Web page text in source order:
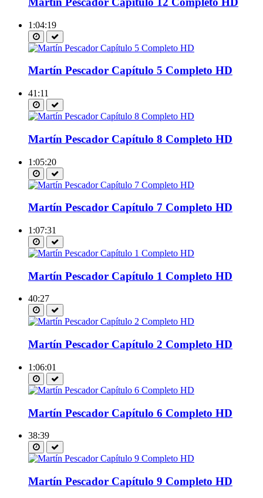
1:04:19
Martín Pescador Capítulo 5 Completo HD
41:11
Martín Pescador Capítulo 8 Completo HD
1:05:20
Martín Pescador Capítulo 7 Completo HD
1:07:31
Martín Pescador Capítulo 1 Completo HD
40:27
Martín Pescador Capítulo 2 Completo HD
1:06:01
Martín Pescador Capítulo 6 Completo HD
38:39
Martín Pescador Capítulo 9 Completo HD